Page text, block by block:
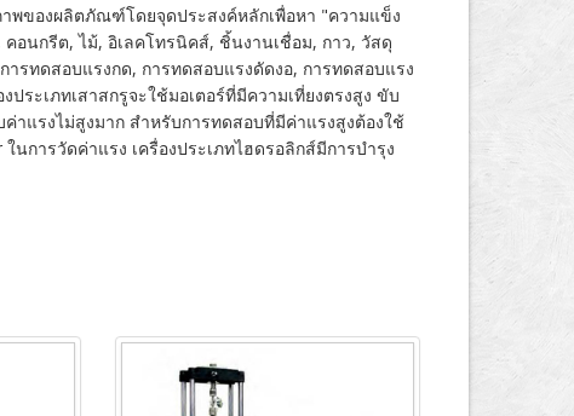
พของผลิตภัณฑ์โดยจุดประสงค์หลักเพื่อหา "ความแข็ง
นกรีต, ไม้, อิเลคโทรนิคส์, ชิ้นงานเชื่อม, กาว, วัสดุ
รทดสอบแรงกด, การทดสอบแรงดัดงอ, การทดสอบแรง
ะเภทเสาสกรูจะใช้มอเตอร์ที่มีความเที่ยงตรงสูง ขับ
แรงไม่สูงมาก สำหรับการทดสอบที่มีค่าแรงสูงต้องใช้
การวัดค่าแรง เครื่องประเภทไฮดรอลิกส์มีการบำรุง